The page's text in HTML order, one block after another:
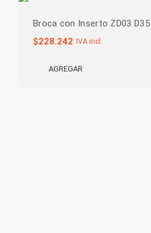
Broca con Inserto ZD03
$228.242 IVA incl.
AGREGAR